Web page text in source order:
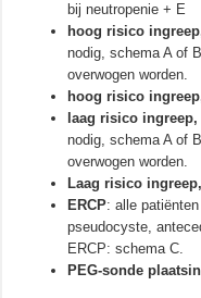
bij neutropenie + E
hoog risico
nodig, schema A of
overwogen worden.
hoog risico
laag risico
nodig, schema A of
overwogen worden.
Laag risico
ERCP: alle
pseudocyste,
ERCP: schema C.
PEG-sonde